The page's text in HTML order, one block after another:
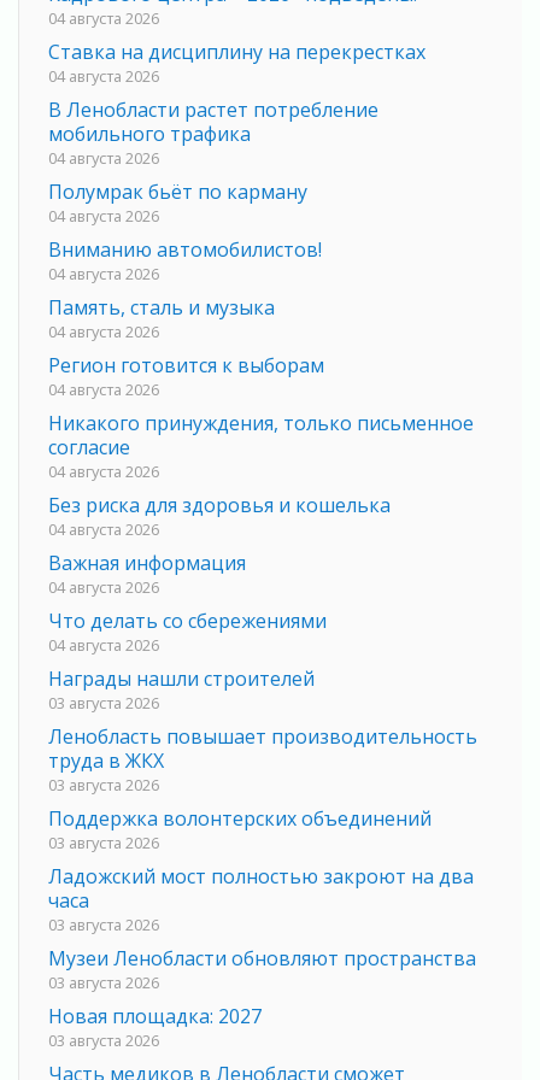
04 августа 2026
Ставка на дисциплину на перекрестках
04 августа 2026
В Ленобласти растет потребление
мобильного трафика
04 августа 2026
Полумрак бьёт по карману
04 августа 2026
Вниманию автомобилистов!
04 августа 2026
Память, сталь и музыка
04 августа 2026
Регион готовится к выборам
04 августа 2026
Никакого принуждения, только письменное
согласие
04 августа 2026
Без риска для здоровья и кошелька
04 августа 2026
Важная информация
04 августа 2026
Что делать со сбережениями
04 августа 2026
Награды нашли строителей
03 августа 2026
Ленобласть повышает производительность
труда в ЖКХ
03 августа 2026
Поддержка волонтерских объединений
03 августа 2026
Ладожский мост полностью закроют на два
часа
03 августа 2026
Музеи Ленобласти обновляют пространства
03 августа 2026
Новая площадка: 2027
03 августа 2026
Часть медиков в Ленобласти сможет